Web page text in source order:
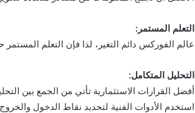
التعلم المستمر:
عالم الفوركس دائم التغير، لذا فإن التعلم المستمر
التحليل المتكامل:
أفضل القرارات الاستثمارية تأتي من الجمع بين
استخدم الأدوات الفنية لتحديد نقاط الدخول